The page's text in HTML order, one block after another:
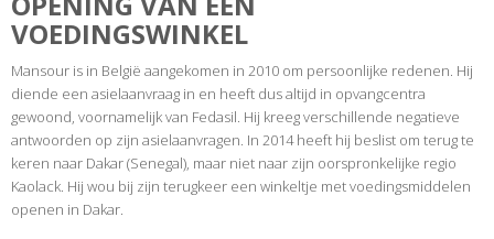
VOEDINGSWINKEL
Mansour is in België aangekomen in 2010 om persoonlijke redenen. Hij
diende een asielaanvraag in en heeft dus altijd in opvangcentra
gewoond, voornamelijk van Fedasil. Hij kreeg verschillende negatieve
antwoorden op zijn asielaanvragen. In 2014 heeft hij beslist om terug te
keren naar Dakar (Senegal), maar niet naar zijn oorspronkelijke regio
Kaolack. Hij wou bij zijn terugkeer een winkeltje met voedingsmiddelen
openen in Dakar.